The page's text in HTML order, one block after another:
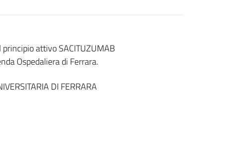
attivo SACITUZUMAB
Ospedaliera di Ferrara.
DI FERRARA